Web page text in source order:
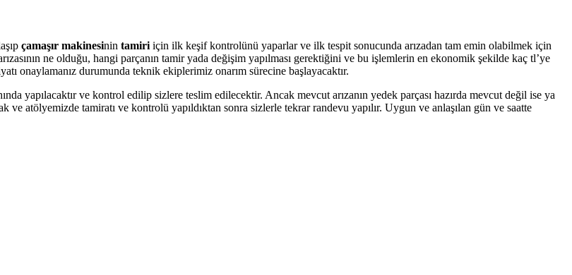
çamaşır makinesinin tamiri için ilk keşif kontrolünü yaparlar ve ilk tespit sonucunda arızadan tam emin olabilmek için
ne olduğu, hangi parçanın tamir yada değişim yapılması gerektiğini ve bu işlemlerin en ekonomik şekilde kaç tl’ye
onaylamanız durumunda teknik ekiplerimiz onarım sürecine başlayacaktır.
yapılacaktır ve kontrol edilip sizlere teslim edilecektir. Ancak mevcut arızanın yedek parçası hazırda mevcut değil ise ya
atölyemizde tamiratı ve kontrolü yapıldıktan sonra sizlerle tekrar randevu yapılır. Uygun ve anlaşılan gün ve saatte